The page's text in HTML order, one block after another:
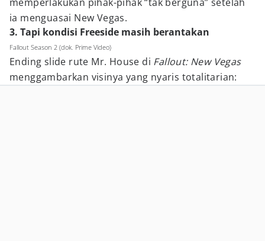
ia menguasai New Vegas.
3. Tapi kondisi Freeside masih berantakan
Fallout Season 2 (dok. Prime Video)
Ending slide rute Mr. House di Fallout: New Vegas
menggambarkan visinya yang nyaris totalitarian: